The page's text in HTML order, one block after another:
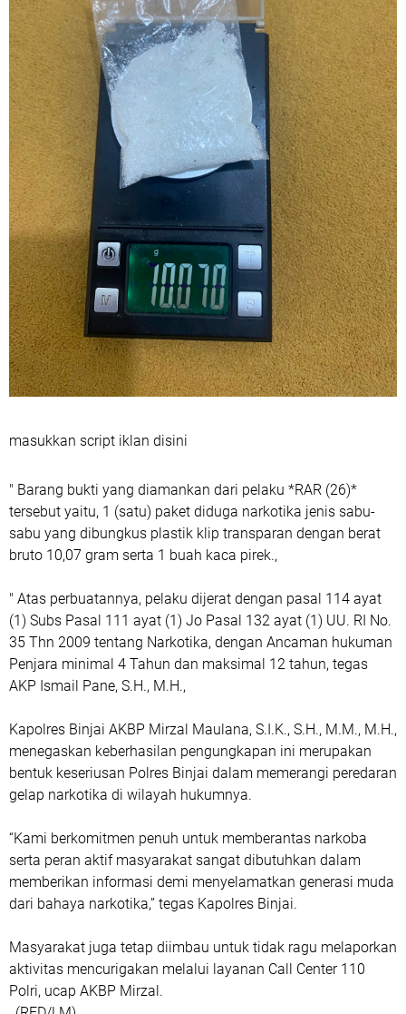
masukkan script iklan disini
" Barang bukti yang diamankan dari pelaku *RAR (26)*
tersebut yaitu, 1 (satu) paket diduga narkotika jenis sabu-
sabu yang dibungkus plastik klip transparan dengan berat
bruto 10,07 gram serta 1 buah kaca pirek.,
" Atas perbuatannya, pelaku dijerat dengan pasal 114 ayat
(1) Subs Pasal 111 ayat (1) Jo Pasal 132 ayat (1) UU. RI No.
35 Thn 2009 tentang Narkotika, dengan Ancaman hukuman
Penjara minimal 4 Tahun dan maksimal 12 tahun, tegas
AKP Ismail Pane, S.H., M.H.,
Kapolres Binjai AKBP Mirzal Maulana, S.I.K., S.H., M.M., M.H.,
menegaskan keberhasilan pengungkapan ini merupakan
bentuk keseriusan Polres Binjai dalam memerangi peredaran
gelap narkotika di wilayah hukumnya.
“Kami berkomitmen penuh untuk memberantas narkoba
serta peran aktif masyarakat sangat dibutuhkan dalam
memberikan informasi demi menyelamatkan generasi muda
dari bahaya narkotika,” tegas Kapolres Binjai.
Masyarakat juga tetap diimbau untuk tidak ragu melaporkan
aktivitas mencurigakan melalui layanan Call Center 110
Polri, ucap AKBP Mirzal.